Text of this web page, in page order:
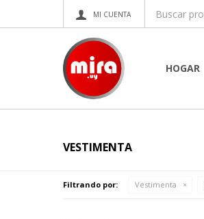
HOGAR
VESTIMENTA
Filtrando por: Vestimenta